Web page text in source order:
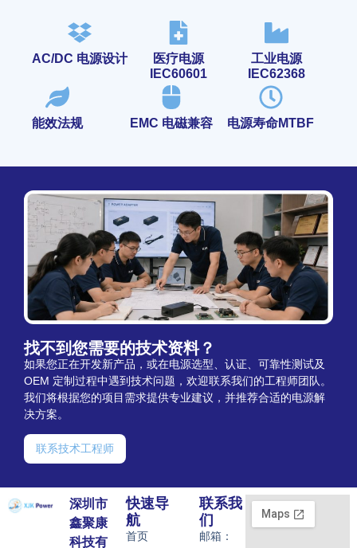
AC/DC 电源设计
医疗电源
IEC60601
工业电源
IEC62368
能效法规 EMC 电磁兼容 电源寿命MTBF
找不到您需要的技术资料？
如果您正在开发新产品，或在电源选型、认证、可靠性测试及
OEM 定制过程中遇到技术问题，欢迎联系我们的工程师团队。
我们将根据您的项目需求提供专业建议，并推荐合适的电源解
决方案。
联系技术工程师
深圳市
鑫聚康
科技有
快速导
航
首页
联系我
们
邮箱：